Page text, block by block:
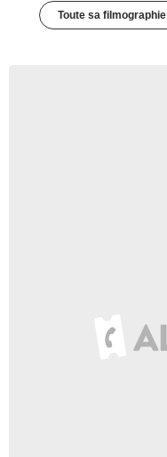
Toute sa filmographie